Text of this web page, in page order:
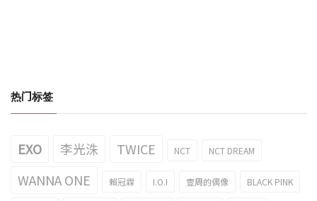
热门标签
EXO 李光洙 TWICE NCT NCT DREAM
WANNA ONE 賴冠霖 I.O.I 壹周的偶像 BLACK PINK